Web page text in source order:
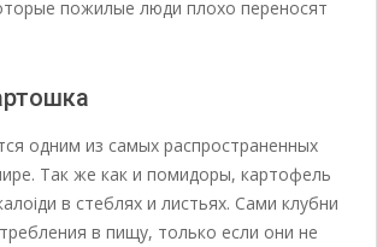
пожилые люди плохо переносят
одним из самых распространенных
Так же как и помидоры, картофель
в стеблях и листьях. Сами клубни
в пищу, только если они не